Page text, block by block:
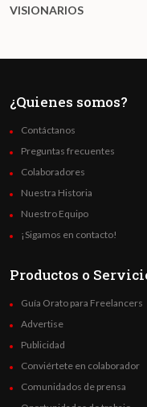
VISIONARIOS
¿Quienes somos?
Contáctanos
Preguntas frecuentes
Colaboradores
Nuestra Historia
Nuestro Equipo
¡Sigamos en contacto!
Productos o
Guía Orato para Freelancers
Advertise
Publicidad
Conviértete en colaborador
Comunidados de prensa